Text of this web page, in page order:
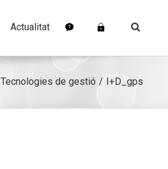
Actualitat
Tecnologies de gestió I+D_gps